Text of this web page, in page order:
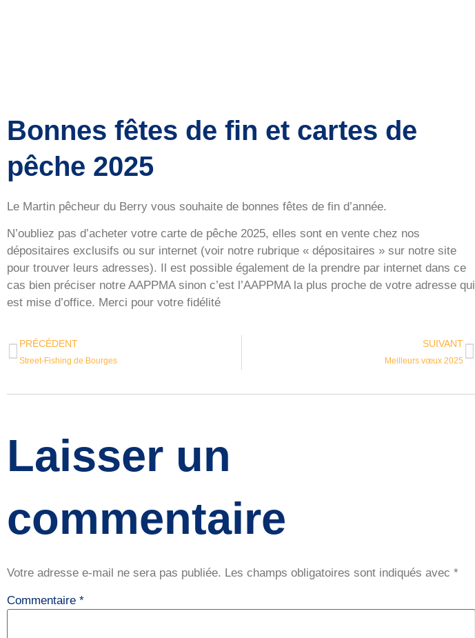
Bonnes fêtes de fin et cartes de
pêche 2025
Le Martin pêcheur du Berry vous souhaite de bonnes fêtes de fin d’année.
N’oubliez pas d’acheter votre carte de pêche 2025, elles sont en vente chez nos
dépositaires exclusifs ou sur internet (voir notre rubrique « dépositaires » sur notre site
pour trouver leurs adresses). Il est possible également de la prendre par internet dans ce
cas bien préciser notre AAPPMA sinon c’est l’AAPPMA la plus proche de votre adresse qui
est mise d’office. Merci pour votre fidélité
PRÉCÉDENT
Street-Fishing de Bourges
SUIVANT
Meilleurs vœux 2025
Laisser un
commentaire
Votre adresse e-mail ne sera pas publiée. Les champs obligatoires sont indiqués avec *
Commentaire *